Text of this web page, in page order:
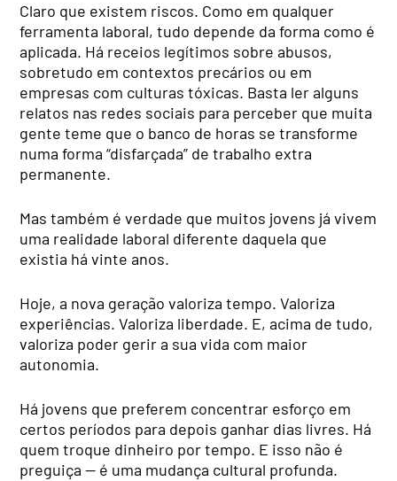
Claro que existem riscos. Como em qualquer
ferramenta laboral, tudo depende da forma como é
aplicada. Há receios legítimos sobre abusos,
sobretudo em contextos precários ou em
empresas com culturas tóxicas. Basta ler alguns
relatos nas redes sociais para perceber que muita
gente teme que o banco de horas se transforme
numa forma “disfarçada” de trabalho extra
permanente.
Mas também é verdade que muitos jovens já vivem
uma realidade laboral diferente daquela que
existia há vinte anos.
Hoje, a nova geração valoriza tempo. Valoriza
experiências. Valoriza liberdade. E, acima de tudo,
valoriza poder gerir a sua vida com maior
autonomia.
Há jovens que preferem concentrar esforço em
certos períodos para depois ganhar dias livres. Há
quem troque dinheiro por tempo. E isso não é
preguiça — é uma mudança cultural profunda.